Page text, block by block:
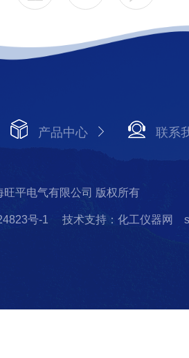
产品中心 联系
平电气有限公司 版权所有
号-1 技术支持：化工仪器网